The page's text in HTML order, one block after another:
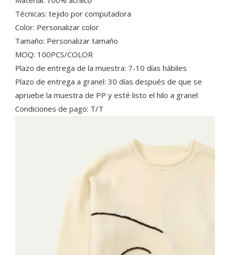
Técnicas: tejido por computadora
Color: Personalizar color
Tamaño: Personalizar tamaño
MOQ: 100PCS/COLOR
Plazo de entrega de la muestra: 7-10 días hábiles
Plazo de entrega a granel: 30 días después de que se
apruebe la muestra de PP y esté listo el hilo a granel
Condiciones de pago: T/T